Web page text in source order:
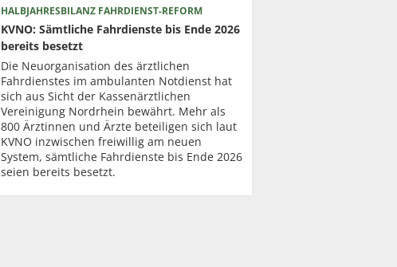
HALBJAHRESBILANZ FAHRDIENST-REFORM
KVNO: Sämtliche Fahrdienste bis Ende 2026
bereits besetzt
Die Neuorganisation des ärztlichen
Fahrdienstes im ambulanten Notdienst hat
sich aus Sicht der Kassenärztlichen
Vereinigung Nordrhein bewährt. Mehr als
800 Ärztinnen und Ärzte beteiligen sich laut
KVNO inzwischen freiwillig am neuen
System, sämtliche Fahrdienste bis Ende 2026
seien bereits besetzt.